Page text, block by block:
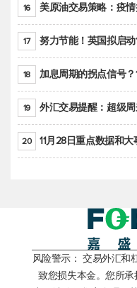
16 美原油交易策略：疫
17 努力节能！英国拟启动
18 加息周期的拐点信号？10
19 外汇交易提醒：超级
20 11月28日重点数据和
风险警示： 交易外汇和
致您损失本金。您所